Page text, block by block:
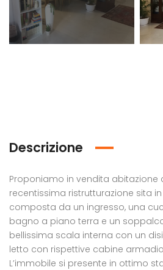
Descrizione
Proponiamo in vendita abitazione
recentissima ristrutturazione sita
composta da un ingresso, una
bagno a piano terra e un
bellissima scala interna con un
letto con rispettive cabine
L’immobile si presente in ottimo
/ Tratt.